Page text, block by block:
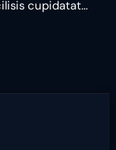
cupidatat…